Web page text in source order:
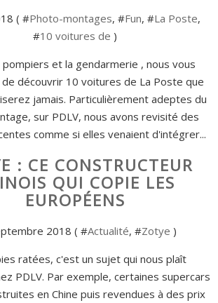
( #Photo-montages, #Fun, #La Poste,
#10 voitures de )
et la gendarmerie , nous vous
découvrir 10 voitures de La Poste que
jamais. Particulièrement adeptes du
sur PDLV, nous avons revisité des
comme si elles venaient d'intégrer...
: CE CONSTRUCTEUR
QUI COPIE LES
EUROPÉENS
2018 ( #Actualité, #Zotye )
ratées, c'est un sujet qui nous plaît
PDLV. Par exemple, certaines supercars
en Chine puis revendues à des prix